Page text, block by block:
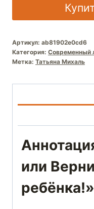
Артикул: ab81902e0cd6
Категория: Современный
Метка: Татьяна Михаль
или
ребёнка!»